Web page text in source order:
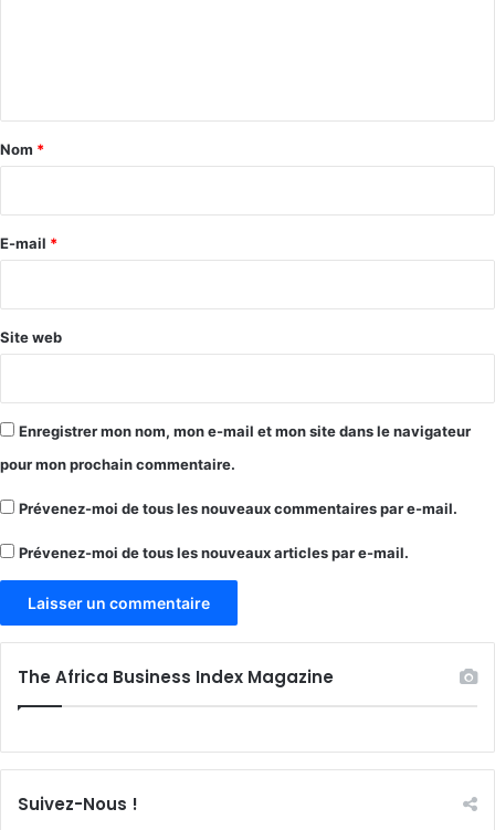
a
e
Nom *
E-mail *
Site web
Enregistrer mon nom, mon e-mail et mon site dans le navigateur
pour mon prochain commentaire.
Prévenez-moi de tous les nouveaux commentaires par e-mail.
Prévenez-moi de tous les nouveaux articles par e-mail.
The Africa Business Index Magazine
Suivez-Nous !